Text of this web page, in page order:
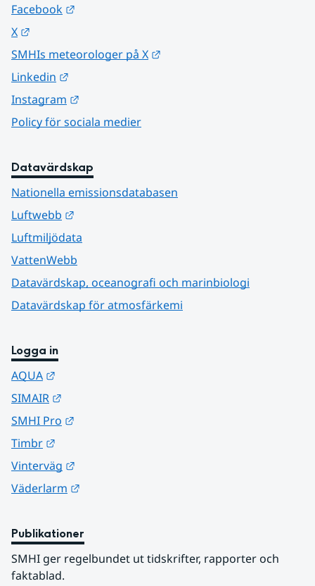
Facebook
X
SMHIs meteorologer på X
Linkedin
Instagram
Policy för sociala medier
Datavärdskap
Nationella emissionsdatabasen
Luftwebb
Luftmiljödata
VattenWebb
Datavärdskap, oceanografi och marinbiologi
Datavärdskap för atmosfärkemi
Logga in
AQUA
SIMAIR
SMHI Pro
Timbr
Vinterväg
Väderlarm
Publikationer
SMHI ger regelbundet ut tidskrifter, rapporter och
faktablad.